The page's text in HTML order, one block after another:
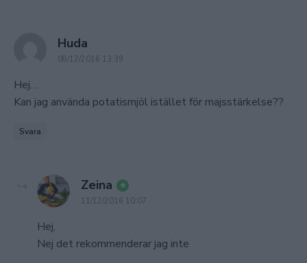
Huda
08/12/2016 13:39
Hej…
Kan jag använda potatismjöl istället för majsstärkelse??
Svara
Zeina says:
11/12/2016 10:07
Hej,
Nej det rekommenderar jag inte